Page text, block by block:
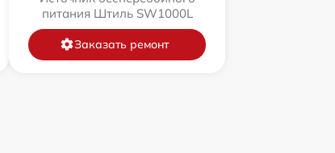
питания Штиль SW1000L
Заказать ремонт